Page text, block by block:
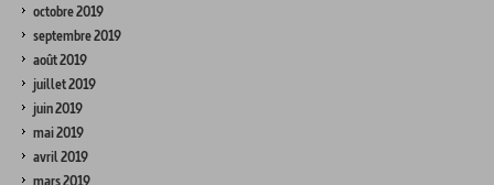
octobre 2019
septembre 2019
août 2019
juillet 2019
juin 2019
mai 2019
avril 2019
mars 2019